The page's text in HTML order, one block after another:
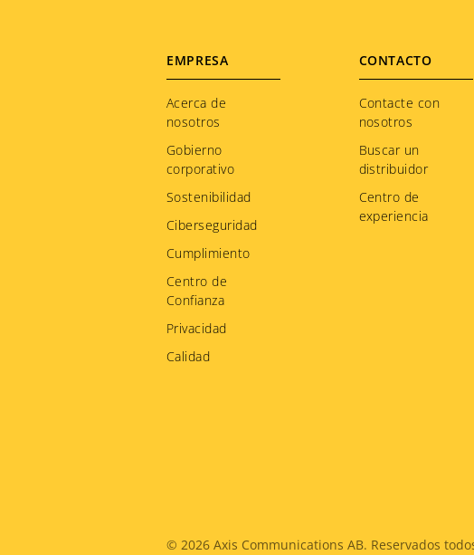
Footer
menu
EMPRESA
Acerca de
nosotros
Gobierno
corporativo
Sostenibilidad
Ciberseguridad
Cumplimiento
Centro de
Confianza
Privacidad
Calidad
CONTACTO
Contacte con
nosotros
Buscar un
distribuidor
Centro de
experiencia
© 2026 Axis Communications AB. Reservados